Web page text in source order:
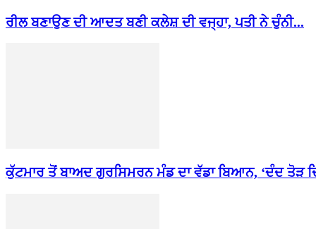
ਰੀਲ ਬਣਾਉਣ ਦੀ ਆਦਤ ਬਣੀ ਕਲੇਸ਼ ਦੀ ਵਜ੍ਹਾ, ਪਤੀ ਨੇ ਚੁੰਨੀ...
ਕੁੱਟਮਾਰ ਤੋਂ ਬਾਅਦ ਗੁਰਸਿਮਰਨ ਮੰਡ ਦਾ ਵੱਡਾ ਬਿਆਨ, ‘ਦੰਦ ਤੋੜ